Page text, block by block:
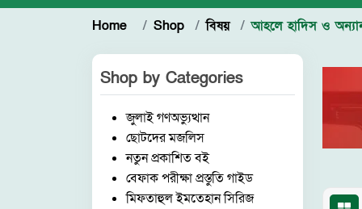
Home Shop বিষয় আহলে হাদিস ও
Shop by Categories
জুলাই গণঅভ্যুত্থান
ছোটদের মজলিস
নতুন প্রকাশিত বই
বেফাক পরীক্ষা প্রস্তুতি গাইড
মিফতাহুল ইমতেহান সিরিজ